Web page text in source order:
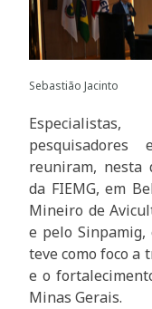
Sebastião Jacinto
reuniram, nesta
da FIEMG, em
Mineiro de
e pelo Sinpamig,
teve como foco a
e o
Minas Gerais.